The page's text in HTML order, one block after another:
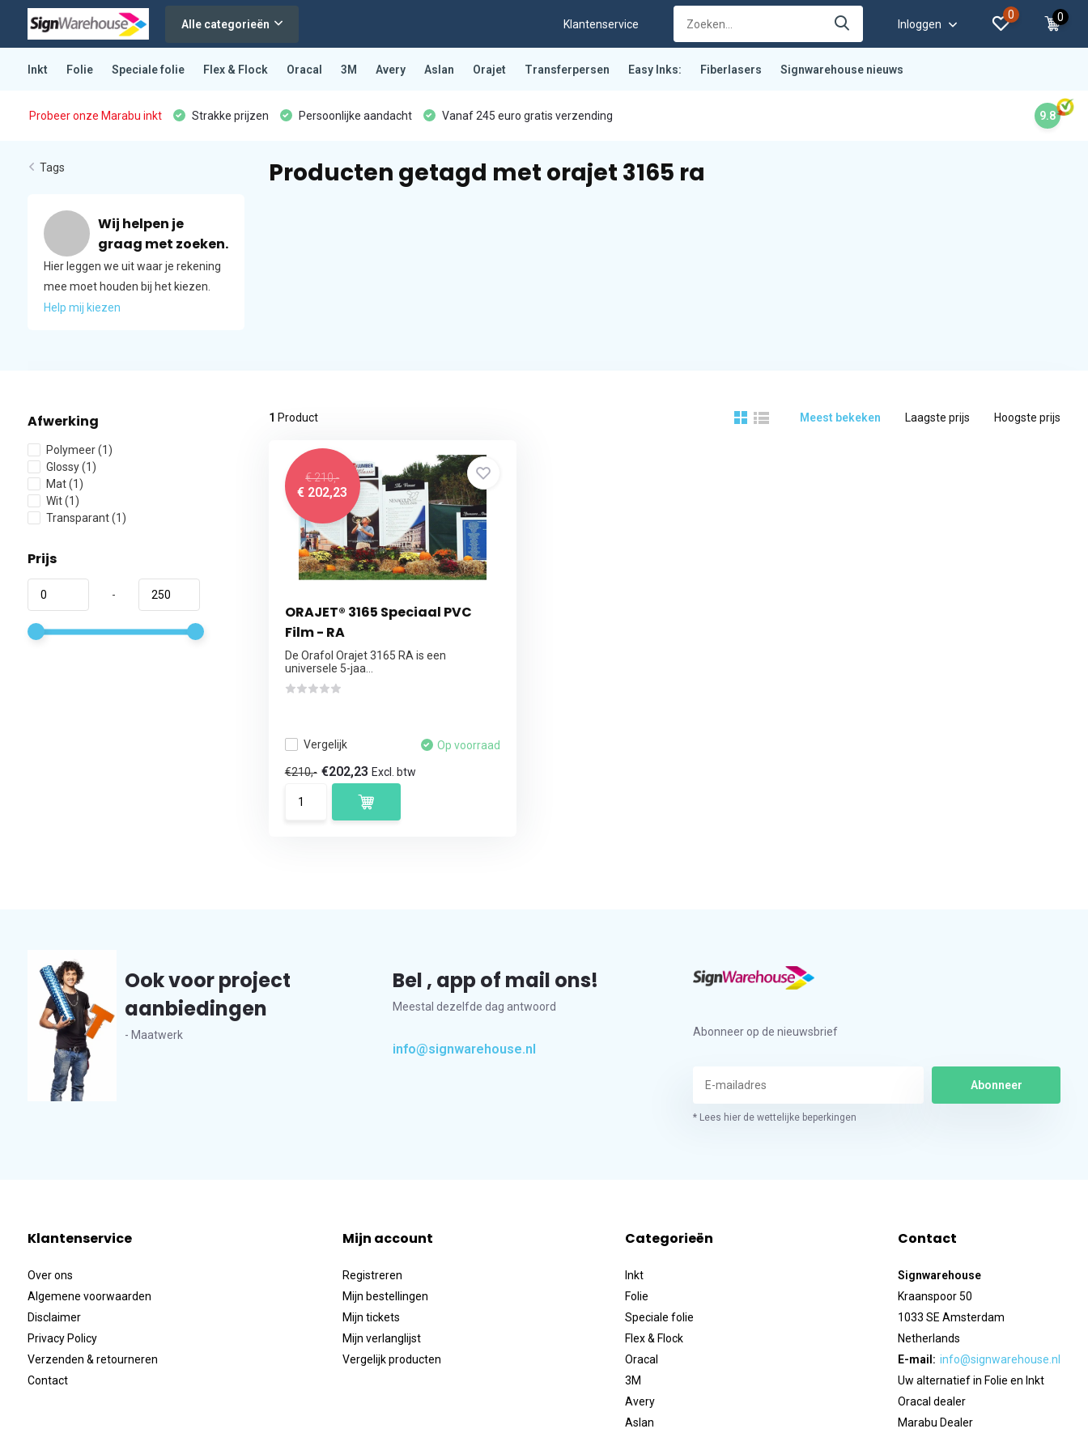
Alle categorieën Klantenservice Inloggen
0 0
Inkt Folie Speciale folie Flex & Flock Oracal 3M Avery Aslan Orajet Transferpersen Easy Inks: Fiberlasers Signwarehouse nieuws
Probeer onze Marabu inkt Strakke prijzen Persoonlijke aandacht Vanaf 245 euro gratis verzending 9.8
Tags
Wij helpen je
graag met zoeken.
Hier leggen we uit waar je rekening
mee moet houden bij het kiezen.
Help mij kiezen
Producten getagd met orajet 3165 ra
Afwerking
Polymeer(1)
Glossy(1)
Mat(1)
Wit(1)
Transparant(1)
Prijs
-
1 Product Meest bekeken Laagste prijs Hoogste prijs
€ 210,-
€ 202,23
ORAJET® 3165 Speciaal PVC
Film - RA
De Orafol Orajet 3165 RA is een
universele 5-jaa...
Vergelijk Op voorraad
€210,- €202,23 Excl. btw
Ook voor project
aanbiedingen
- Maatwerk
Bel , app of mail ons!
Meestal dezelfde dag antwoord
info@signwarehouse.nl
Abonneer op de nieuwsbrief
Abonneer
* Lees hier de wettelijke beperkingen
Klantenservice
Over ons
Algemene voorwaarden
Disclaimer
Privacy Policy
Verzenden & retourneren
Contact
Mijn account
Registreren
Mijn bestellingen
Mijn tickets
Mijn verlanglijst
Vergelijk producten
Categorieën
Inkt
Folie
Speciale folie
Flex & Flock
Oracal
3M
Avery
Aslan
Contact
Signwarehouse
Kraanspoor 50
1033 SE Amsterdam
Netherlands
E-mail: info@signwarehouse.nl
Uw alternatief in Folie en Inkt
Oracal dealer
Marabu Dealer